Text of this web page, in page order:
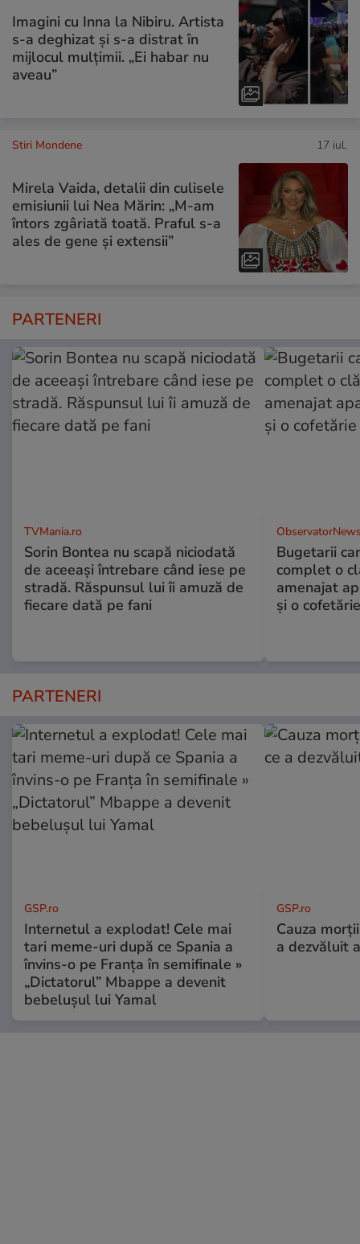
Imagini cu Inna la Nibiru. Artista
s-a deghizat și s-a distrat în
mijlocul mulțimii. „Ei habar nu
aveau”
Stiri Mondene 17 iul.
Mirela Vaida, detalii din culisele
emisiunii lui Nea Mărin: „M-am
întors zgâriată toată. Praful s-a
ales de gene și extensii”
PARTENERI
TVMania.ro
Sorin Bontea nu scapă niciodată
de aceeași întrebare când iese pe
stradă. Răspunsul lui îi amuză de
fiecare dată pe fani
Bugetarii
complet o
amenajat
și o cofetărie
PARTENERI
GSP.ro
Internetul a explodat! Cele mai
tari meme-uri după ce Spania a
învins-o pe Franța în semifinale »
„Dictatorul” Mbappe a devenit
bebelușul lui Yamal
GSP.ro
Cauza
a dezvăluit